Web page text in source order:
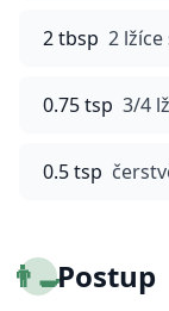
2 tbsp 2
0.75 tsp 3/4
0.5 tsp
👨‍🍳Postup